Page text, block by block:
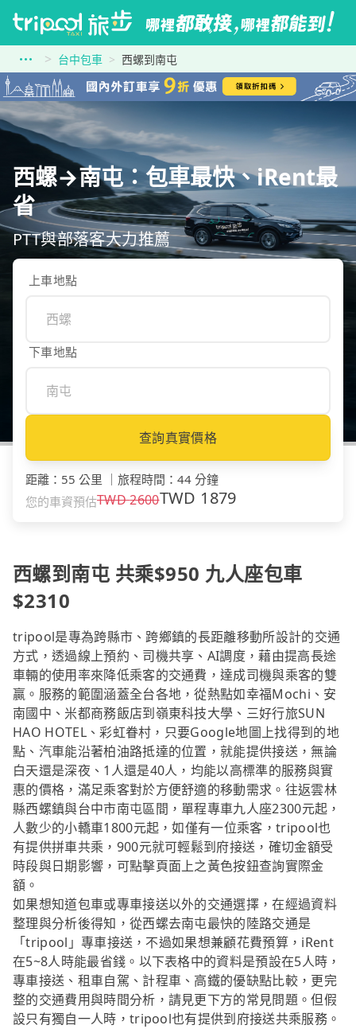
台中包車 西螺到南屯
西螺→南屯：包車最快、iRent最
省
PTT與部落客大力推薦
上車地點
下車地點
查詢真實價格
距離 ： 55 公里 旅程時間 ： 44 分鐘
您的車資預估TWD2600TWD 1879
西螺到南屯 共乘$950 九人座包車
$2310
tripool是專為跨縣市、跨鄉鎮的長距離移動所設計的交通
方式，透過線上預約、司機共享、AI調度，藉由提高長途
車輛的使用率來降低乘客的交通費，達成司機與乘客的雙
贏。服務的範圍涵蓋全台各地，從熱點如幸福Mochi、安
南國中、米都商務飯店到嶺東科技大學、三好行旅SUN
HAO HOTEL、彩虹眷村，只要Google地圖上找得到的地
點、汽車能沿著柏油路抵達的位置，就能提供接送，無論
白天還是深夜、1人還是40人，均能以高標準的服務與實
惠的價格，滿足乘客對於方便舒適的移動需求。往返雲林
縣西螺鎮與台中市南屯區間，單程專車九人座2300元起，
人數少的小轎車1800元起，如僅有一位乘客，tripool也
有提供拼車共乘，900元就可輕鬆到府接送，確切金額受
時段與日期影響，可點擊頁面上之黃色按鈕查詢實際金
額。
如果想知道包車或專車接送以外的交通選擇，在經過資料
整理與分析後得知，從西螺去南屯最快的陸路交通是
「tripool」專車接送，不過如果想兼顧花費預算，iRent
在5~8人時能最省錢。以下表格中的資料是預設在5人時，
專車接送、租車自駕、計程車、高鐵的優缺點比較，更完
整的交通費用與時間分析，請見更下方的常見問題。但假
設只有獨自一人時，tripool也有提供到府接送共乘服務。